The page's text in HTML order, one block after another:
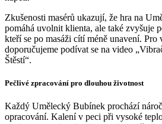
Zkušenosti masérů ukazují, že hra na
pomáhá uvolnit klienta, ale také zvyšuje
kteří se po masáži cítí méně unavení.
doporučujeme podívat se na video
Štěstí“.
Pečlivé zpracování pro dlouhou životnost
Každý Umělecký Bubínek prochází
opracování. Kalení v peci při vysoké